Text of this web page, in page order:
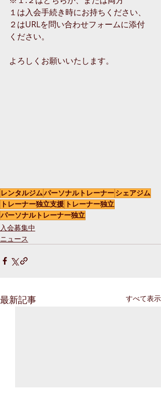
１は入会手続き時にお持ちください、
２はURLを問い合わせフォームに添付
ください。
よろしくお願いいたします。
レンタルジムパーソナルトレーナーシェアジム
トレーナー独立支援 トレーナー独立
パーソナルトレーナー独立
入会募集中
ニュース
最新記事 すべて表示